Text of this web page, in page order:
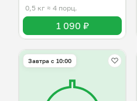
стиле
0,5 кг ≈ 4 порц.
1 090 ₽
Завтра c 10:00